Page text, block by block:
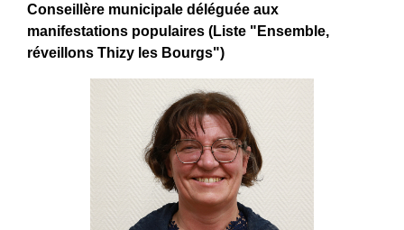
Conseillère municipale déléguée aux
manifestations populaires (Liste "Ensemble,
réveillons Thizy les Bourgs")